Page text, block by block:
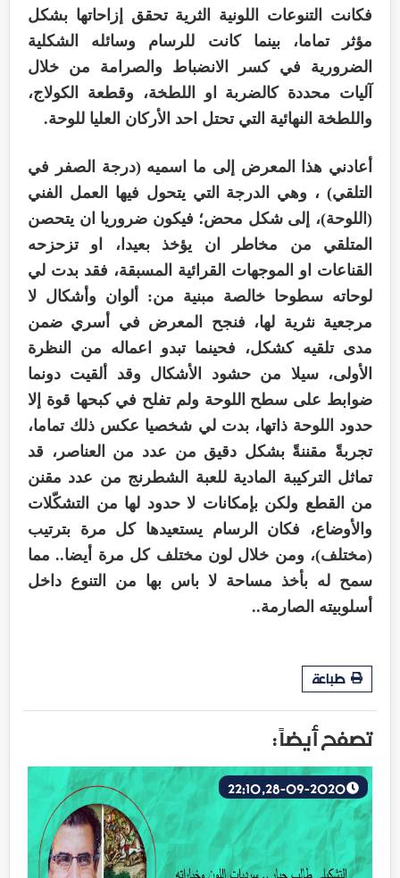
فكانت التنوعات اللونية الثرية تحقق إزاحاتها بشكل
مؤثر تماما، بينما كانت للرسام وسائله الشكلية
الضرورية في كسر الانضباط والصرامة من خلال
آليات محددة كالضربة او اللطخة، وقطعة الكولاج،
واللطخة النهائية التي تحتل احد الأركان العليا للوحة.
أعادني هذا المعرض إلى ما اسميه (درجة الصفر في
التلقي) ، وهي الدرجة التي يتحول فيها العمل الفني
(اللوحة)، إلى شكل محض؛ فيكون ضروريا ان يتحصن
المتلقي من مخاطر ان يؤخذ بعيدا، او تزحزحه
القناعات او الموجهات القرائية المسبقة، فقد بدت لي
لوحاته سطوحا خالصة مبنية من: ألوان وأشكال لا
مرجعية نثرية لها، فنجح المعرض في أسري ضمن
مدى تلقيه كشكل، فحينما تبدو اعماله من النظرة
الأولى، سيلا من حشود الأشكال وقد ألقيت دونما
ضوابط على سطح اللوحة ولم تفلح في كبحها قوة إلا
حدود اللوحة ذاتها، بدت لي شخصيا عكس ذلك تماما،
تجربةً مقننةً بشكل دقيق من عدد من العناصر، قد
تماثل التركيبة المادية للعبة الشطرنج من عدد مقنن
من القطع ولكن بإمكانات لا حدود لها من التشكّلات
والأوضاع، فكان الرسام يستعيدها كل مرة بترتيب
(مختلف)، ومن خلال لون مختلف كل مرة أيضا.. مما
سمح له بأخذ مساحة لا باس بها من التنوع داخل
أسلوبيته الصارمة..
طباعة
تصفح أيضاً :